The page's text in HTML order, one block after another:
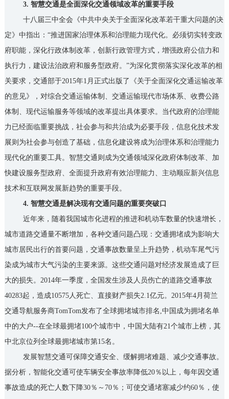
3. 智慧交通是全面深化交通领域改革的重要手段
十八届三中全会《中共中央关于全面深化改革若干重大问题的决
定》中指出：“推进国家治理体系和治理能力现代化。必须切实转变政
府职能，深化行政体制改革，创新行政管理方式，增强政府公信力和
执行力，建设法治政府和服务型政府。”为深化贯彻落实深化改革的相
关要求，交通部于2015年1月正式出版了《关于全面深化交通运输改革
的意见》，对综合交通运输体制、交通运输现代市场体系、收费公路
体制、现代运输服务等领域的改革提出具体要求。当代政府的治理能
力已经面临重要挑战，社会参与和共治成为必要手段，信息化技术发
展则为社会参与创造了基础，信息化建设将成为治理体系和治理能力
现代化的重要工具。智慧交通则成为交通领域深化政府体制改革、加
快建设服务型政府、全面提升政府有效治理能力、主动顺应新兴信息
技术和互联网发展新趋势的重要手段。
4. 智慧交通是解决现有交通问题的重要突破口
近年来，随着我国城市化进程的推进和机动车数量的快速增长，
城市道路交通量不断增加，各种交通问题凸现：交通拥堵成为影响大
城市居民出行的首要问题，交通事故数量呈上升趋势，机动车尾气污
染成为城市大气污染的主要来源。这些交通问题对经济发展造成了巨
大的损失。2014年一季度，全国发生涉及人员伤亡的道路交通事故
40283起，造成10575人死亡、直接财产损失2.1亿元。2015年4月荷兰
交通导航服务商TomTom发布了全球拥堵城市排名,中国成为拥堵名单
中的大户--在全球最拥堵100个城市中，中国大陆有21个城市上榜，其
中北京位列全球最拥堵城市第15名。
发展智慧交通可保障交通安全、缓解拥堵难题、减少交通事故。
据分析，智能化交通可使车辆安全事故率降低20％以上，每年因交通
事故造成的死亡人数下降30％～70％；可使交通堵塞减少约60％，使